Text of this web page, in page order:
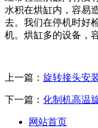
水积在烘缸内，容易
去。我们在停机时好
机。烘缸多的设备，
上一篇： 旋转接头安
下一篇： 化制机高温
网站首页